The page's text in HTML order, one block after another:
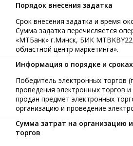
Порядок внесения задатка
Срок внесения задатка и время
Сумма задатка перечисляется
«МТБанк» г.Минск, БИК
областной центр маркетинга».
Информация о порядке и
Победитель электронных торгов
проведения электронных торгов
продан предмет электронных
организацию и проведение
Сумма затрат на организацию
торгов